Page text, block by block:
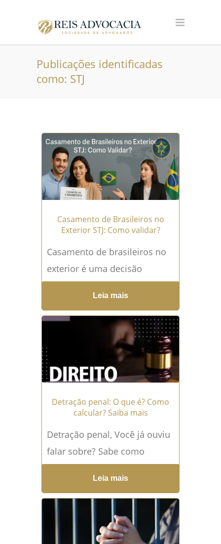
Publicações identificadas
como: STJ
Casamento de Brasileiros no
Exterior STJ: Como validar?
Casamento de brasileiros no
exterior é uma decisão
emocionante para os
mesmos, seja pela busca por
novas experiências culturais,
por motivos profissionais...
Leia mais →
Leia mais
Detração penal: O que é? Como
calcular? Saiba mais
Detração penal, Você já ouviu
falar sobre? Sabe como
funciona esse processo
crucial no sistema judicial
brasileiro? Imagine você
sendo detido antes...
Leia mais